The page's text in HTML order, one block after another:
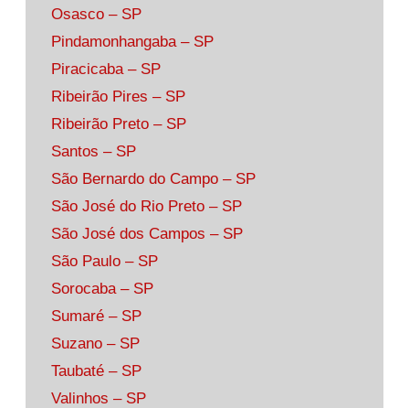
Osasco – SP
Pindamonhangaba – SP
Piracicaba – SP
Ribeirão Pires – SP
Ribeirão Preto – SP
Santos – SP
São Bernardo do Campo – SP
São José do Rio Preto – SP
São José dos Campos – SP
São Paulo – SP
Sorocaba – SP
Sumaré – SP
Suzano – SP
Taubaté – SP
Valinhos – SP